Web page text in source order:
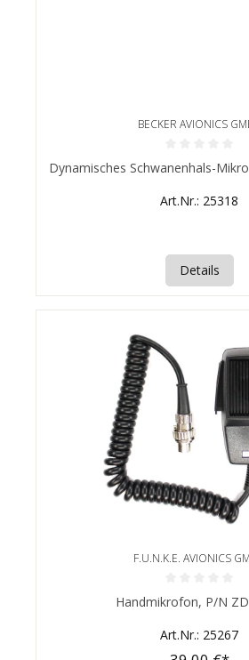
BECKER AVIONICS
Durchschnittliche Bewertung von 0
Dynamisches Schwanenhals-
Art.Nr.: 25318
Details
F.U.N.K.E. AVIONICS
Durchschnittliche Bewertung von 0
Handmikrofon, P/N
Art.Nr.: 25267